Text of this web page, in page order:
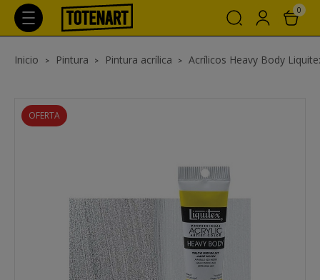
0
Inicio Pintura Pintura acrílica Acrílicos Heavy Body
OFERTA